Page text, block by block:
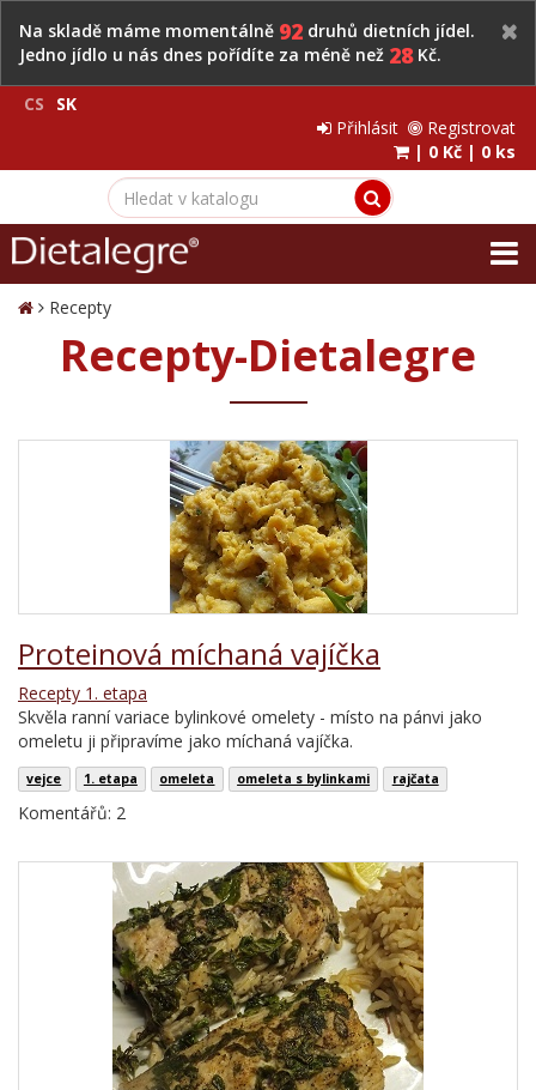
Na skladě máme momentálně 92 druhů dietních jídel.
Jedno jídlo u nás dnes pořídíte za méně než 28Kč.
CS
SK
Přihlásit
Registrovat
| 0 Kč | 0 ks
Recepty
Recepty-Dietalegre
Proteinová míchaná vajíčka
Recepty 1. etapa
Skvěla ranní variace bylinkové omelety - místo na pánvi jako
omeletu ji připravíme jako míchaná vajíčka.
vejce 1. etapa omeleta omeleta s bylinkami rajčata
Komentářů: 2